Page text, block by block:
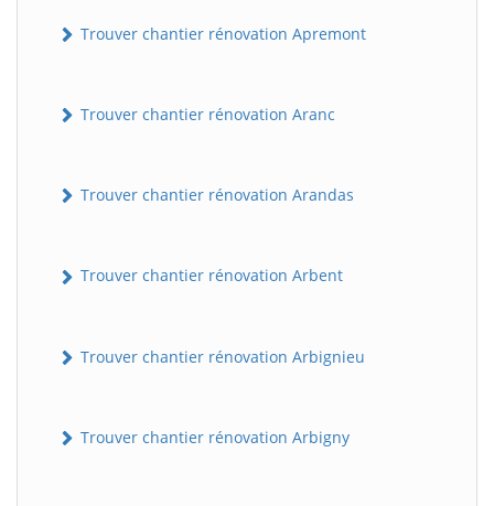
Trouver chantier rénovation Apremont
Trouver chantier rénovation Aranc
Trouver chantier rénovation Arandas
Trouver chantier rénovation Arbent
Trouver chantier rénovation Arbignieu
Trouver chantier rénovation Arbigny